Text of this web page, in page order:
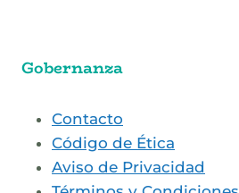
Gobernanza
Contacto
Código de Ética
Aviso de Privacidad